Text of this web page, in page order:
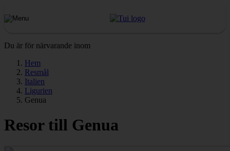
Du är för närvarande inom
Hem
Resmål
Italien
Ligurien
Genua
Resor till Genua